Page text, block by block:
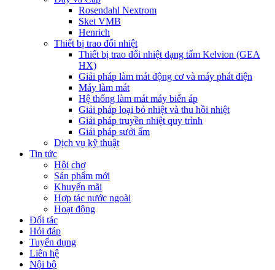
Rosendahl Nextrom
Sket VMB
Henrich
Thiết bị trao đổi nhiệt
Thiết bị trao đổi nhiệt dạng tấm Kelvion (GEA
HX)
Giải pháp làm mát động cơ và máy phát điện
Máy làm mát
Hệ thống làm mát máy biến áp
Giải pháp loại bỏ nhiệt và thu hồi nhiệt
Giải pháp truyền nhiệt quy trình
Giải pháp sưởi ấm
Dịch vụ kỹ thuật
Tin tức
Hội chợ
Sản phẩm mới
Khuyến mãi
Hợp tác nước ngoài
Hoạt động
Đối tác
Hỏi đáp
Tuyển dụng
Liên hệ
Nội bộ